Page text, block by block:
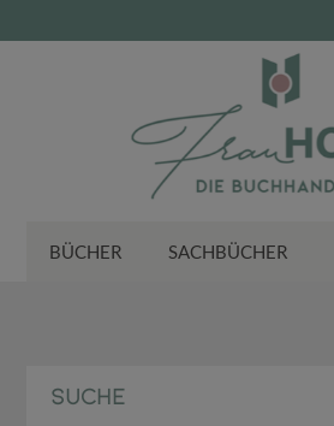
BÜCHER SACHBÜCHER
SUCHE